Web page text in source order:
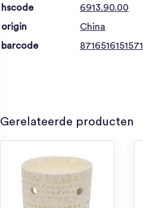
hscode
6913.90.00
origin
China
barcode
8716516151571
Gerelateerde producten